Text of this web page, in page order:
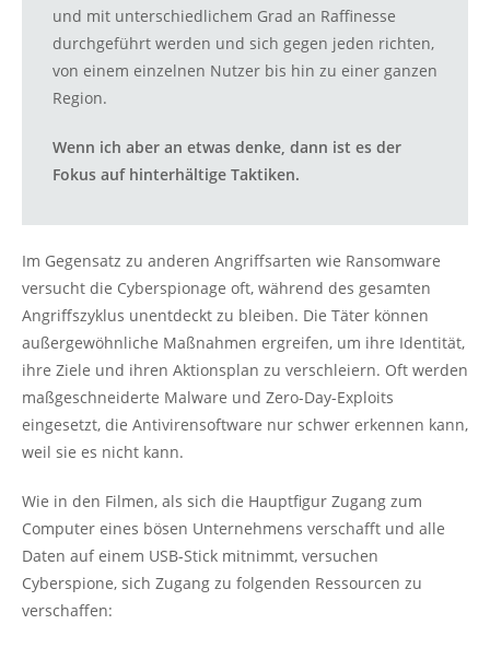
und mit unterschiedlichem Grad an Raffinesse
durchgeführt werden und sich gegen jeden richten,
von einem einzelnen Nutzer bis hin zu einer ganzen
Region.
Wenn ich aber an etwas denke, dann ist es der
Fokus auf hinterhältige Taktiken.
Im Gegensatz zu anderen Angriffsarten wie Ransomware
versucht die Cyberspionage oft, während des gesamten
Angriffszyklus unentdeckt zu bleiben. Die Täter können
außergewöhnliche Maßnahmen ergreifen, um ihre Identität,
ihre Ziele und ihren Aktionsplan zu verschleiern. Oft werden
maßgeschneiderte Malware und Zero-Day-Exploits
eingesetzt, die Antivirensoftware nur schwer erkennen kann,
weil sie es nicht kann.
Wie in den Filmen, als sich die Hauptfigur Zugang zum
Computer eines bösen Unternehmens verschafft und alle
Daten auf einem USB-Stick mitnimmt, versuchen
Cyberspione, sich Zugang zu folgenden Ressourcen zu
verschaffen: